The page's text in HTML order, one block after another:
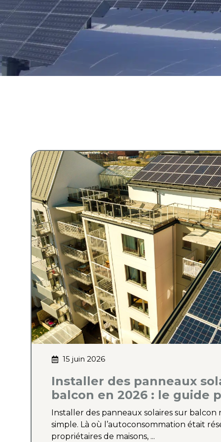
15 juin 2026
Installer des panneaux
balcon en 2026 : le guide
Installer des panneaux solaires sur balcon
simple. Là où l’autoconsommation était
propriétaires de maisons, ...